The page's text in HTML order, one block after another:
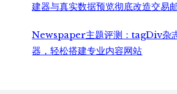
建器与真实数据预览彻底改造交易
Newspaper主题评测：tagDiv杂
器，轻松搭建专业内容网站